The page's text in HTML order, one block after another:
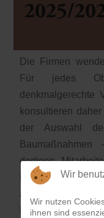
Die Firmen
Für jedes
denkmalgerechte
konsultieren
der Auswahl
dortigen
Methode
auch finanzielle
Kontakt:
Wir
Wir nutzen
ihnen sind